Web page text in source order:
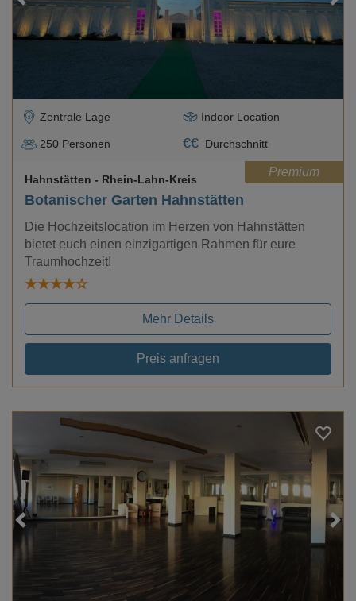
Zentrale Lage Indoor Location
250 Personen €€ Durchschnitt
Premium
Botanischer Garten Hahnstätten
Hahnstätten - Rhein-Lahn-Kreis
Die Hochzeitslocation im Herzen von Hahnstätten
bietet euch einen einzigartigen Rahmen für eure
Traumhochzeit!
Mehr Details
Preis anfragen
Loading...